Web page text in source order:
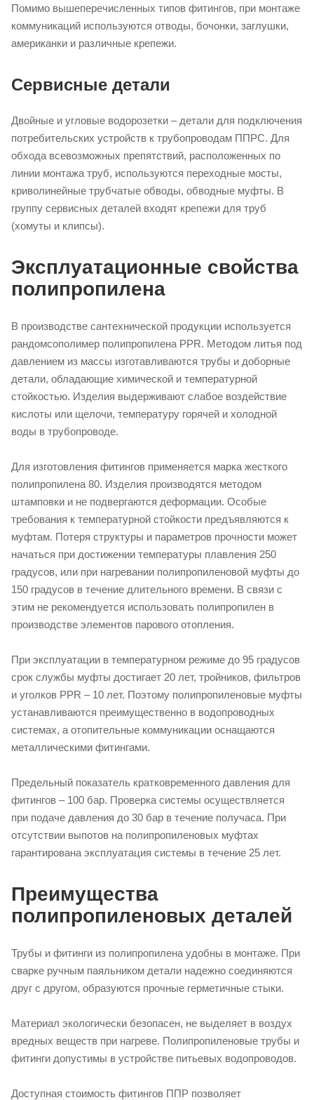
Помимо вышеперечисленных типов фитингов, при монтаже
коммуникаций используются отводы, бочонки, заглушки,
американки и различные крепежи.
Сервисные детали
Двойные и угловые водорозетки – детали для подключения
потребительских устройств к трубопроводам ППРС. Для
обхода всевозможных препятствий, расположенных по
линии монтажа труб, используются переходные мосты,
криволинейные трубчатые обводы, обводные муфты. В
группу сервисных деталей входят крепежи для труб
(хомуты и клипсы).
Эксплуатационные свойства
полипропилена
В производстве сантехнической продукции используется
рандомсополимер полипропилена PPR. Методом литья под
давлением из массы изготавливаются трубы и доборные
детали, обладающие химической и температурной
стойкостью. Изделия выдерживают слабое воздействие
кислоты или щелочи, температуру горячей и холодной
воды в трубопроводе.
Для изготовления фитингов применяется марка жесткого
полипропилена 80. Изделия производятся методом
штамповки и не подвергаются деформации. Особые
требования к температурной стойкости предъявляются к
муфтам. Потеря структуры и параметров прочности может
начаться при достижении температуры плавления 250
градусов, или при нагревании полипропиленовой муфты до
150 градусов в течение длительного времени. В связи с
этим не рекомендуется использовать полипропилен в
производстве элементов парового отопления.
При эксплуатации в температурном режиме до 95 градусов
срок службы муфты достигает 20 лет, тройников, фильтров
и уголков PPR – 10 лет. Поэтому полипропиленовые муфты
устанавливаются преимущественно в водопроводных
системах, а отопительные коммуникации оснащаются
металлическими фитингами.
Предельный показатель кратковременного давления для
фитингов – 100 бар. Проверка системы осуществляется
при подаче давления до 30 бар в течение получаса. При
отсутствии выпотов на полипропиленовых муфтах
гарантирована эксплуатация системы в течение 25 лет.
Преимущества
полипропиленовых деталей
Трубы и фитинги из полипропилена удобны в монтаже. При
сварке ручным паяльником детали надежно соединяются
друг с другом, образуются прочные герметичные стыки.
Материал экологически безопасен, не выделяет в воздух
вредных веществ при нагреве. Полипропиленовые трубы и
фитинги допустимы в устройстве питьевых водопроводов.
Доступная стоимость фитингов ППР позволяет